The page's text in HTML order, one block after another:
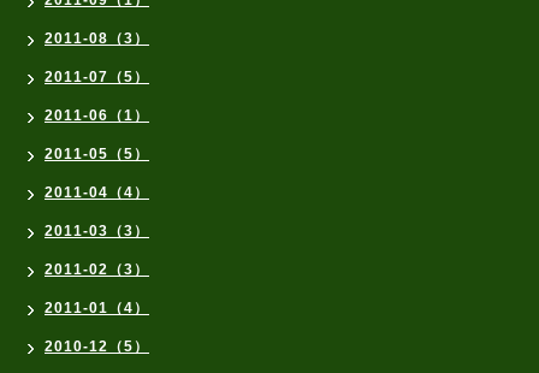
2011-08（3）
2011-07（5）
2011-06（1）
2011-05（5）
2011-04（4）
2011-03（3）
2011-02（3）
2011-01（4）
2010-12（5）